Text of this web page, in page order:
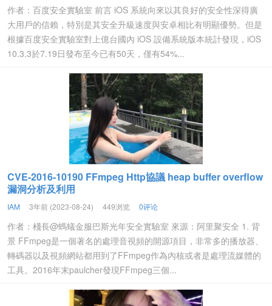
作者：百度安全實驗室 前言 iOS 系統向來以其良好的安全性深得廣
大用戶的信賴，特別是其安全升級速度與安卓相比有明顯優勢。但是
根據百度安全實驗室對上億台國內 iOS 設備系統版本統計發現，iOS
10.3.3於7.19日發布至今已有50天，僅有54%...
CVE-2016-10190 FFmpeg Http協議 heap buffer overflow
漏洞分析及利用
IAM 3年前 (2023-08-24) 449浏览 0评论
作者：棧長@螞蟻金服巴斯光年安全實驗室 來源：阿里聚安全 1. 背
景 FFmpeg是一個著名的處理音視頻的開源項目，非常多的播放器、
轉碼器以及視頻網站都用到了FFmpeg作為內核或者是處理流媒體的
工具。2016年末paulcher發現FFmpeg三個...